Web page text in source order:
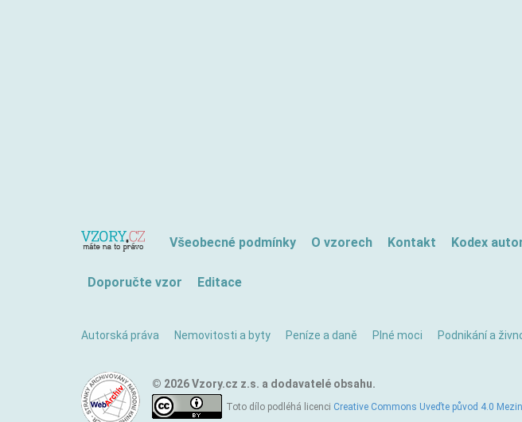
Všeobecné podmínky O vzorech Kontakt Kodex
Doporučte vzor Editace
Autorská práva Nemovitosti a byty Peníze a daně Plné moci Podnikání a
© 2026 Vzory.cz z.s. a dodavatelé obsahu.
Toto dílo podléhá licenci Creative Commons Uveďte původ 4.0